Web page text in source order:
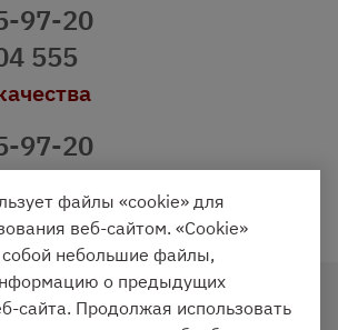
97-20
555
97-20
Праздничный Стол.
- Vegas Studio
файлы «cookie» для
веб-сайтом. «Cookie»
небольшие файлы,
о предыдущих
сайта. Продолжая использовать